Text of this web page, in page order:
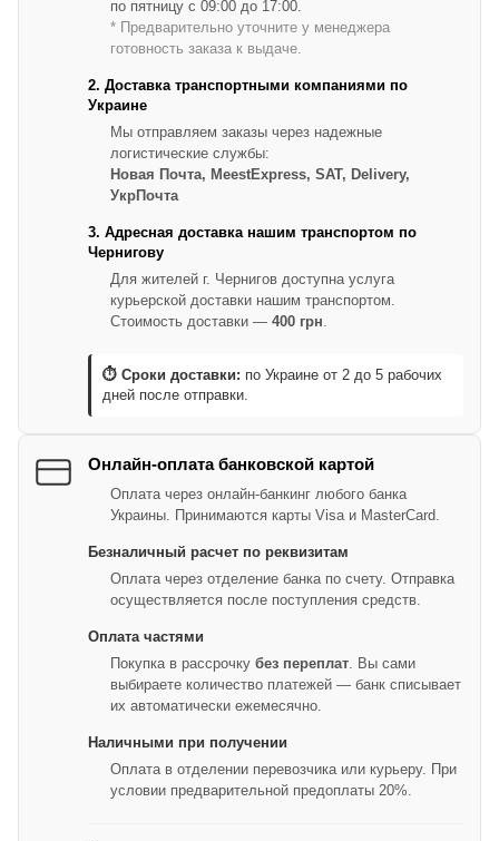
по пятницу с 09:00 до 17:00.
* Предварительно уточните у менеджера
готовность заказа к выдаче.
2. Доставка транспортными компаниями по
Украине
Мы отправляем заказы через надежные
логистические службы:
Новая Почта, MeestExpress, SAT, Delivery,
УкрПочта
3. Адресная доставка нашим транспортом по
Чернигову
Для жителей г. Чернигов доступна услуга
курьерской доставки нашим транспортом.
Стоимость доставки — 400 грн.
⏱ Сроки доставки: по Украине от 2 до 5 рабочих
дней после отправки.
Онлайн-оплата банковской картой
Оплата через онлайн-банкинг любого банка
Украины. Принимаются карты Visa и MasterCard.
Безналичный расчет по реквизитам
Оплата через отделение банка по счету. Отправка
осуществляется после поступления средств.
Оплата частями
Покупка в рассрочку без переплат. Вы сами
выбираете количество платежей — банк списывает
их автоматически ежемесячно.
Наличными при получении
Оплата в отделении перевозчика или курьеру. При
условии предварительной предоплаты 20%.